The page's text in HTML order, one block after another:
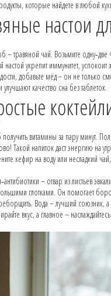
которые найдёте в любой
настои
травяной чай. Возьмите
укрепит иммунитет,
добавьте мёд – он не только
качество сна без таблеток.
витамины за пару минут.
Такой напиток даст энергию на
кефир на воду или несладкий
– отвар из листьев
глотками. Он помогает
Вода – лучший союзник,
вкус, а главное –